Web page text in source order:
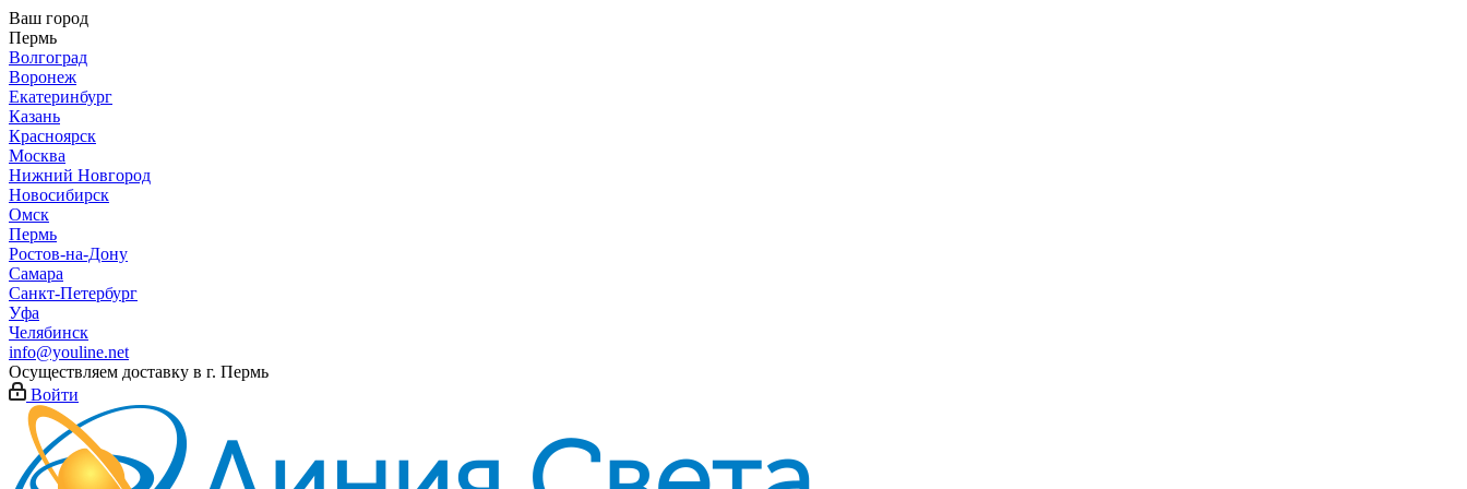
Ваш город
Пермь
Волгоград
Воронеж
Екатеринбург
Казань
Красноярск
Москва
Нижний Новгород
Новосибирск
Омск
Пермь
Ростов-на-Дону
Самара
Санкт-Петербург
Уфа
Челябинск
info@youline.net
Осуществляем доставку в г. Пермь
Войти